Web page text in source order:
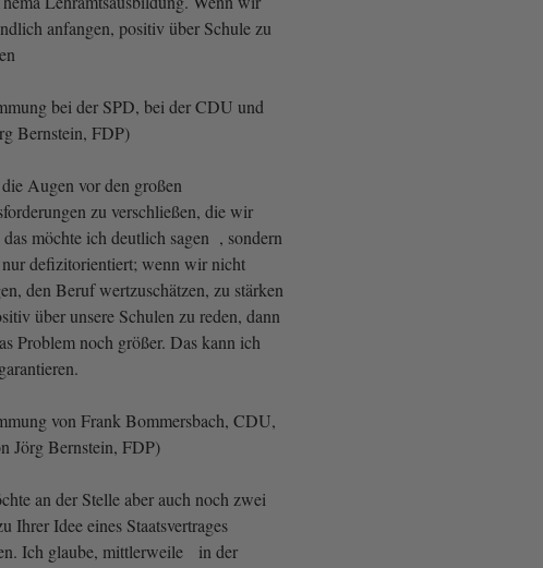
anfangen, positiv über Schule zu
bei der SPD, bei der CDU und
Bernstein, FDP)
Augen vor den großen
zu verschließen, die wir
das möchte ich deutlich sagen , sondern
defizitorientiert; wenn wir nicht
den Beruf wertzuschätzen, zu stärken
über unsere Schulen zu reden, dann
Problem noch größer. Das kann ich
von Frank Bommersbach, CDU,
Jörg Bernstein, FDP)
an der Stelle aber auch noch zwei
Ihrer Idee eines Staatsvertrages
Ich glaube, mittlerweile in der